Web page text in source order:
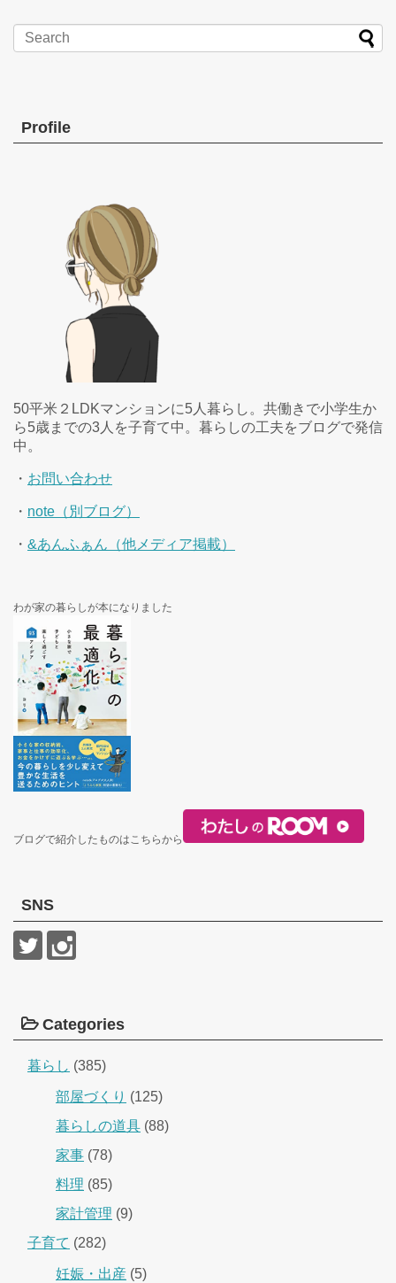
Profile
50平米２LDKマンションに5人暮らし。共働きで小学生か
ら5歳までの3人を子育て中。暮らしの工夫をブログで発信
中。
・ お問い合わせ
・ note（別ブログ）
・ &あんふぁん（他メディア掲載）
わが家の暮らしが本になりました
ブログで紹介したものはこちらから
SNS
Categories
暮らし (385)
部屋づくり (125)
暮らしの道具 (88)
家事 (78)
料理 (85)
家計管理 (9)
子育て (282)
妊娠・出産 (5)